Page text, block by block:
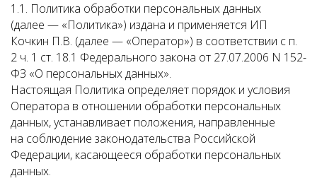
1.1. Политика обработки персональных данных
(далее — «Политика») издана и применяется ИП
Кочкин П.В. (далее — «Оператор») в соответствии с п.
2 ч. 1 ст. 18.1 Федерального закона от 27.07.2006 N 152-
ФЗ «О персональных данных».
Настоящая Политика определяет порядок и условия
Оператора в отношении обработки персональных
данных, устанавливает положения, направленные
на соблюдение законодательства Российской
Федерации, касающееся обработки персональных
данных.